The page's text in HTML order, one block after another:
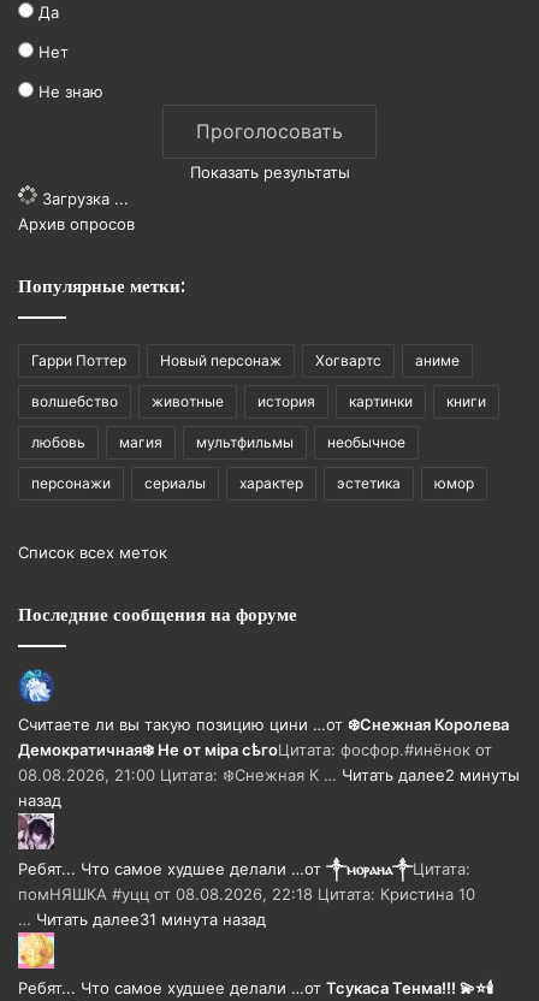
Да
Нет
Не знаю
Показать результаты
Загрузка ...
Архив опросов
Популярные метки:
Гарри Поттер Новый персонаж Хогвартс аниме
волшебство животные история картинки книги
любовь магия мультфильмы необычное
персонажи сериалы характер эстетика юмор
Список всех меток
Последние сообщения на форуме
Считаете ли вы такую позицию цини …от ❄️Снежная Королева
Демократичная❄️ Не от мiра сѣгоЦитата: фосфор.#инёнок от
08.08.2026, 21:00 Цитата: ❄️Снежная К … Читать далее2 минуты
назад
Ребят... Что самое худшее делали …от ༒ⲙⲟⲣⲁⲏⲁ༒Цитата:
помНЯШКА #уцц от 08.08.2026, 22:18 Цитата: Кристина 10
… Читать далее31 минута назад
Ребят... Что самое худшее делали …от Тсукаса Тенма!!! 💫⭐🕯️